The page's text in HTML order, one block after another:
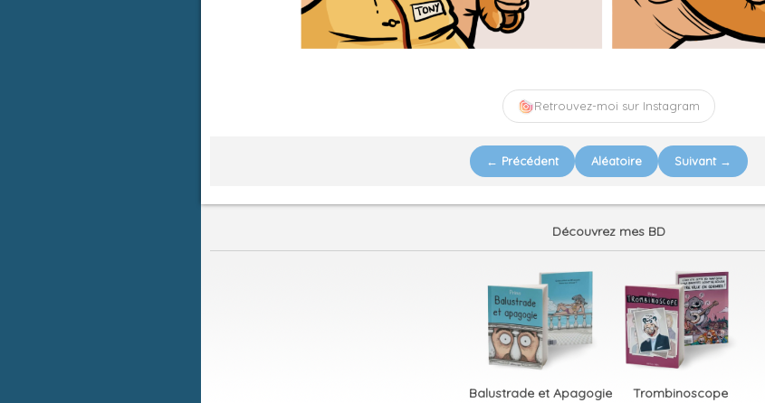
Retrouvez-moi sur Instagram
← Précédent Aléatoire Suivant →
Découvrez mes BD
Balustrade et Apagogie Trombinoscope